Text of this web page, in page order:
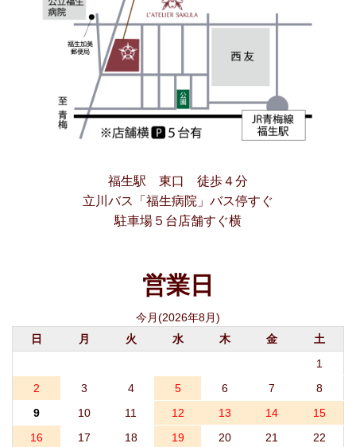
福生駅 東口 徒歩４分
立川バス「福生病院」バス停すぐ
駐車場５台店舗すぐ横
営業日
今月(2026年8月)
日
月 火 水 木 金
土
1
2
3 4 5 6 7
8
9
10 11 12 13 14
15
16
17 18 19 20 21
22